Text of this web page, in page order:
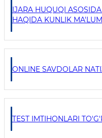
IJARA HUQUQI
HAQIDA KUNLIK
ONLINE SAVDOLAR
TEST IMTIHONLARI